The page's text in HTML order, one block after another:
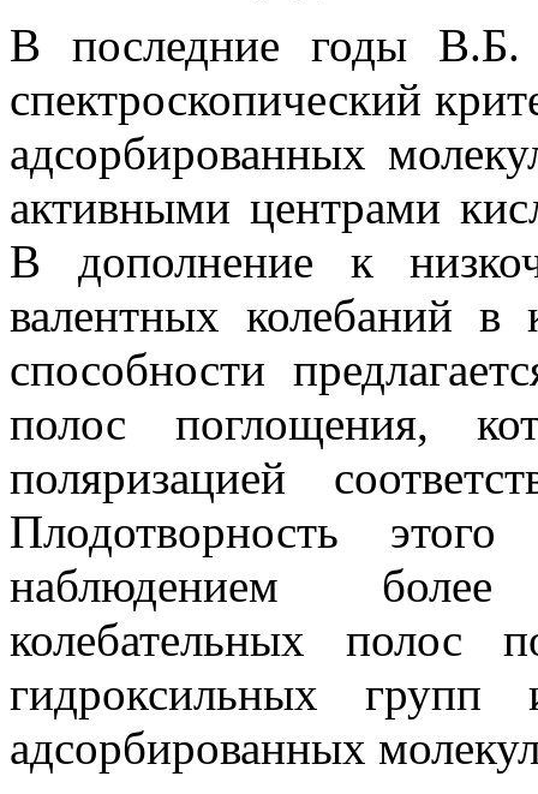
В последние годы В.Б.
спектроскопический
адсорбированных
активными центрами
В дополнение к
валентных колебаний в
способности
полос поглощения,
поляризацией
Плодотворность
наблюдением
колебательных полос
гидроксильных
адсорбированных